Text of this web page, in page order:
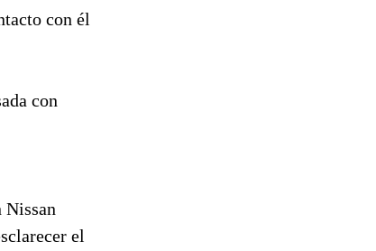
con él
con
Nissan
el